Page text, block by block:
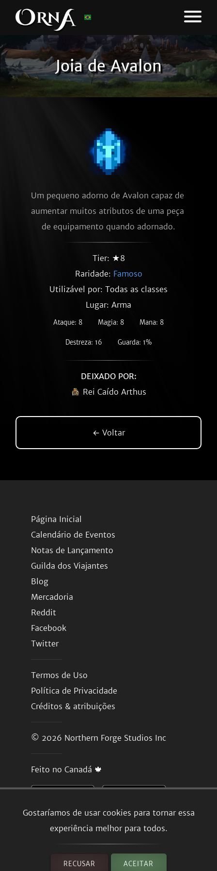
Joia de Avalon
Gostaríamos de usar cookies para tornar essa
experiência melhor para todos.
RECUSAR ACEITAR
Um pequeno adorno de Avalon capaz de
aumentar muitos atributos de uma peça
de equipamento quando adornado.
Tier: ★8
Raridade: Famoso
Utilizável por: Todas as classes
Lugar: Arma
Ataque: 8 Magia: 8 Mana: 8
Destreza: 16 Guarda: 1%
DEIXADO POR:
Rei Caído Arthus
← Voltar
Página Inicial
Calendário de Eventos
Notas de Lançamento
Guilda dos Viajantes
Blog
Mercadoria
Reddit
Facebook
Twitter
Termos de Uso
Política de Privacidade
Créditos & atribuições
© 2026 Northern Forge Studios Inc
Feito no Canadá 🍁